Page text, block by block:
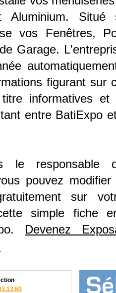
Situé
vos Fenêtres,
Garage.
figurant sur
informatives et
entre BatiExpo
le responsable
pouvez
sur
simple fiche
Devenez